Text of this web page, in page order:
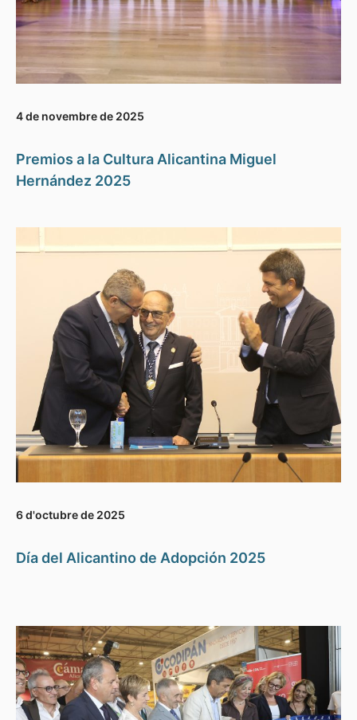
4 de novembre de 2025
Premios a la Cultura Alicantina Miguel
Hernández 2025
6 d'octubre de 2025
Día del Alicantino de Adopción 2025